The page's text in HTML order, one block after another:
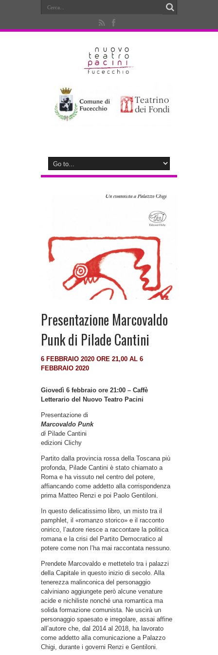
Presentazione Marcovaldo
Punk di Pilade Cantini
6 FEBBRAIO 2020 ORE 21,00 AL 6
FEBBRAIO 2020
Giovedì 6 febbraio ore 21:00 – Caffè
Letterario del Nuovo Teatro Pacini
Presentazione di
Marcovaldo Punk
di Pilade Cantini
edizioni Clichy
Partito dalla provincia rossa della Toscana più
profonda, Pilade Cantini è stato chiamato a
Roma e ha vissuto nel centro del potere,
affiancando come addetto alla corrispondenza
prima Matteo Renzi e poi Paolo Gentiloni.
In questo delicatissimo libro, un misto tra il
pamphlet, il «romanzo storico» e il racconto
onirico, l’autore riesce a raccontare la politica
romana e la crisi del Partito Democratico al
potere come non l’ha mai raccontata nessuno.
Prendete Marcovaldo e mettetelo tra i palazzi
della Capitale in questo inizio di secolo. Alla
tenerezza malinconica del personaggio
calviniano aggiungete però alcune venature
acide e nichiliste nonché una romantica ma
solida formazione comunista. Ne uscirà un
personaggio spaesato e irregolare, assai affine
all’autore che, dal 2014 al 2018, ha lavorato
come addetto alla comunicazione a Palazzo
Chigi, durante i governi Renzi e Gentiloni.